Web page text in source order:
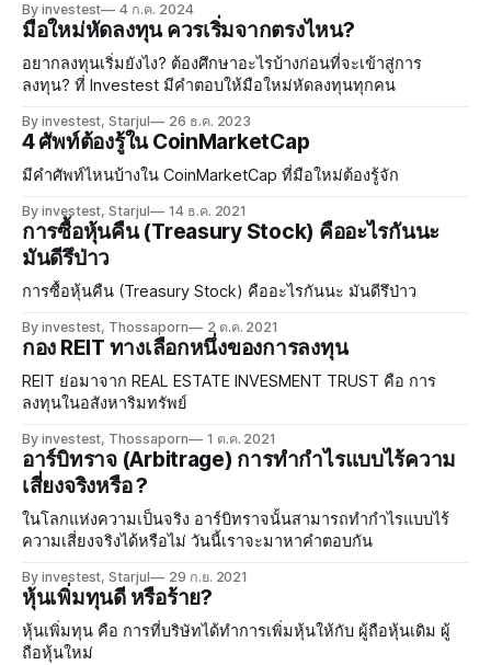
ซ้อนสามารถเสริมสร้างความมั่นใจในการลงทุน การบริหารความ
เสี่ยงเป็นสิ่งจำเป็นในการปกป้องผลประโยชน์ของนักลงทุน
By investest 4 ก.ค. 2024
มือใหม่หัดลงทุน ควรเริ่มจากตรงไหน?
อยากลงทุนเริ่มยังไง? ต้องศึกษาอะไรบ้างก่อนที่จะเข้าสู่การ
ลงทุน? ที่ Investest มีคำตอบให้มือใหม่หัดลงทุนทุกคน
By investest, Starjul 26 ธ.ค. 2023
4 ศัพท์ต้องรู้ใน CoinMarketCap
มีคำศัพท์ไหนบ้างใน CoinMarketCap ที่มือใหม่ต้องรู้จัก
By investest, Starjul 14 ธ.ค. 2021
การซื้อหุ้นคืน (Treasury Stock) คืออะไรกันนะ
มันดีรึป่าว
การซื้อหุ้นคืน (Treasury Stock) คืออะไรกันนะ มันดีรึป่าว
By investest, Thossaporn 2 ต.ค. 2021
กอง REIT ทางเลือกหนึ่งของการลงทุน
REIT ย่อมาจาก REAL ESTATE INVESMENT TRUST คือ การ
ลงทุนในอสังหาริมทรัพย์
By investest, Thossaporn 1 ต.ค. 2021
อาร์บิทราจ (Arbitrage) การทำกำไรแบบไร้ความ
เสี่ยงจริงหรือ ?
ในโลกแห่งความเป็นจริง อาร์บิทราจนั้นสามารถทำกำไรแบบไร้
ความเสี่ยงจริงได้หรือไม่ วันนี้เราจะมาหาคำตอบกัน
By investest, Starjul 29 ก.ย. 2021
หุ้นเพิ่มทุนดี หรือร้าย?
หุ้นเพิ่มทุน คือ การที่บริษัทได้ทำการเพิ่มหุ้นให้กับ ผู้ถือหุ้นเดิม ผู้
ถือหุ้นใหม่